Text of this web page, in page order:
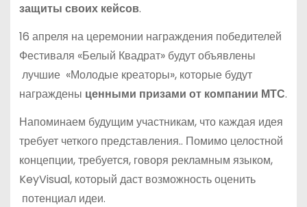
защиты своих кейсов.
16 апреля на церемонии награждения победителей
Фестиваля «Белый Квадрат» будут объявлены
лучшие «Молодые креаторы», которые будут
награждены ценными призами от компании МТС.
Напоминаем будущим участникам, что каждая идея
требует четкого представления.. Помимо целостной
концепции, требуется, говоря рекламным языком,
KeyVisual, который даст возможность оценить
потенциал идеи.